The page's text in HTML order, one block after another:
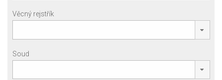
Věcný rejstřík
Soud